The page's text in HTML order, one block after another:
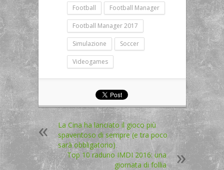
Football Football Manager
Football Manager 2017
Simulazione Soccer
Videogames
La Cina ha lanciato il gioco più
spaventoso di sempre (e tra poco
sarà obbligatorio)
Top 10 raduno IMDI 2016: una
giornata di follia